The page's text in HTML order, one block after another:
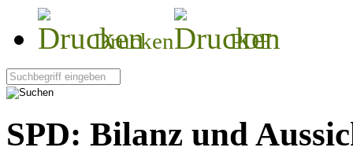
Drucken PDF
Seite durchsuchen:
SPD: Bilanz und